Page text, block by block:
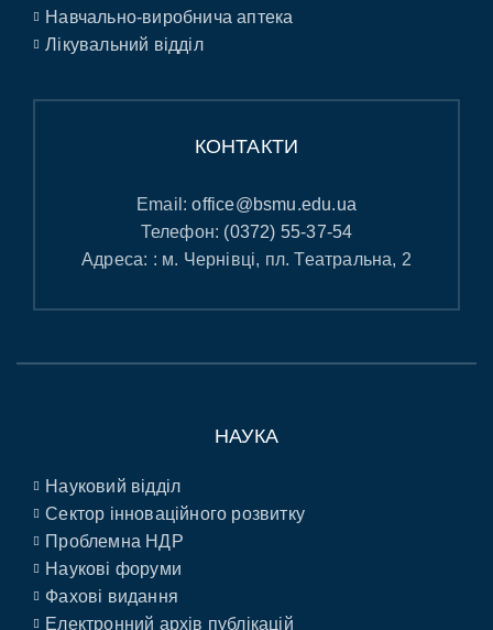
Навчально-виробнича аптека
Лікувальний відділ
КОНТАКТИ
Email:office@bsmu.edu.ua
Телефон: (0372) 55-37-54
Адреса: : м. Чернівці, пл. Театральна, 2
НАУКА
Науковий відділ
Сектор інноваційного розвитку
Проблемна НДР
Наукові форуми
Фахові видання
Електронний архів публікацій